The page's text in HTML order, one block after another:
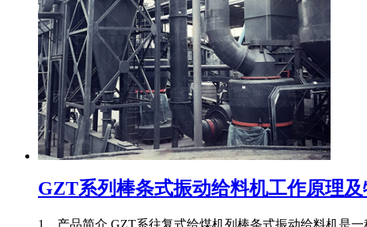
GZT系列棒条式振动给料机工作原理及
1、产品简介 GZT系往复式给煤机列棒条式振动给料机是